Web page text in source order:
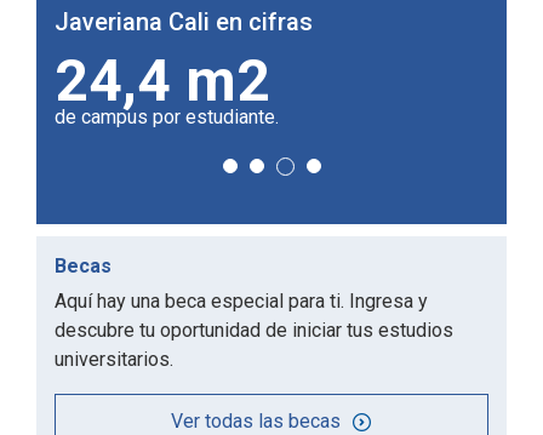
Javeriana Cali en cifras
1.347
profesores.
Becas
Aquí hay una beca especial para ti. Ingresa y
descubre tu oportunidad de iniciar tus estudios
universitarios.
Ver todas las becas